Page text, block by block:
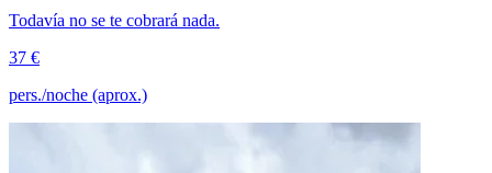
Todavía no se te cobrará nada.
37 €
pers./noche (aprox.)